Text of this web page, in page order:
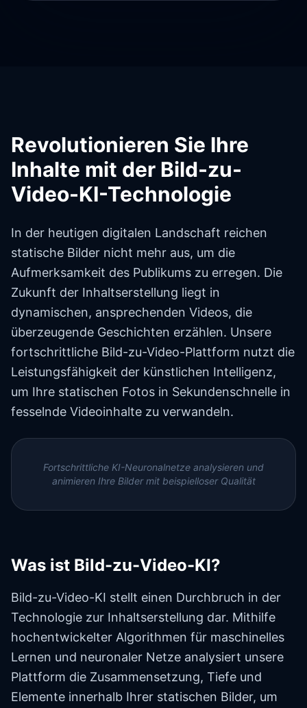
Revolutionieren Sie Ihre
Inhalte mit der Bild-zu-
Video-KI-Technologie
In der heutigen digitalen Landschaft reichen
statische Bilder nicht mehr aus, um die
Aufmerksamkeit des Publikums zu erregen. Die
Zukunft der Inhaltserstellung liegt in
dynamischen, ansprechenden Videos, die
überzeugende Geschichten erzählen. Unsere
fortschrittliche Bild-zu-Video-Plattform nutzt die
Leistungsfähigkeit der künstlichen Intelligenz,
um Ihre statischen Fotos in Sekundenschnelle in
fesselnde Videoinhalte zu verwandeln.
Fortschrittliche KI-Neuronalnetze analysieren und
animieren Ihre Bilder mit beispielloser Qualität
Was ist Bild-zu-Video-KI?
Bild-zu-Video-KI stellt einen Durchbruch in der
Technologie zur Inhaltserstellung dar. Mithilfe
hochentwickelter Algorithmen für maschinelles
Lernen und neuronaler Netze analysiert unsere
Plattform die Zusammensetzung, Tiefe und
Elemente innerhalb Ihrer statischen Bilder, um